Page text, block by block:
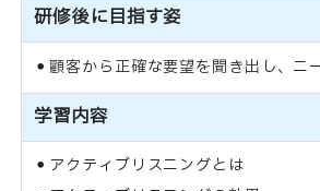
研修後に目指す姿
顧客から正確な要望を聞き出し、ニ
学習内容
アクティブリスニングとは